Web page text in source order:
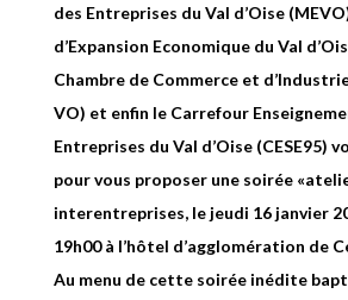
des Entreprises du Val d’Oise
d’Expansion Economique du Val
Chambre de Commerce et
VO) et enfin le Carrefour
Entreprises du Val d’Oise (CESE95)
pour vous proposer une soirée
interentreprises, le jeudi 16 janvier
19h00 à l’hôtel d’agglomération de
Au menu de cette soirée inédite